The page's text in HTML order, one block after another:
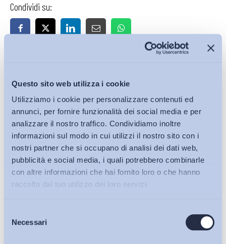
Questo sito web utilizza i cookie
Utilizziamo i cookie per personalizzare contenuti ed
annunci, per fornire funzionalità dei social media e per
analizzare il nostro traffico. Condividiamo inoltre
informazioni sul modo in cui utilizzi il nostro sito con i
nostri partner che si occupano di analisi dei dati web,
pubblicità e social media, i quali potrebbero combinarle
con altre informazioni che hai fornito loro o che hanno
raccolto dal tuo utilizzo dei loro servizi.
delNecessariBollettini ADAPT
Condividi su: